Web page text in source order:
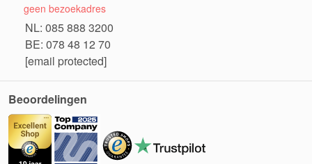
geen bezoekadres
NL: 085 888 3200
BE: 078 48 12 70
[email protected]
Beoordelingen